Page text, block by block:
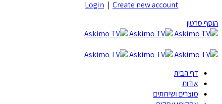
Login | Create new account
הוסף סרטון
דף הבית
אודות
מוצרים ושירותים